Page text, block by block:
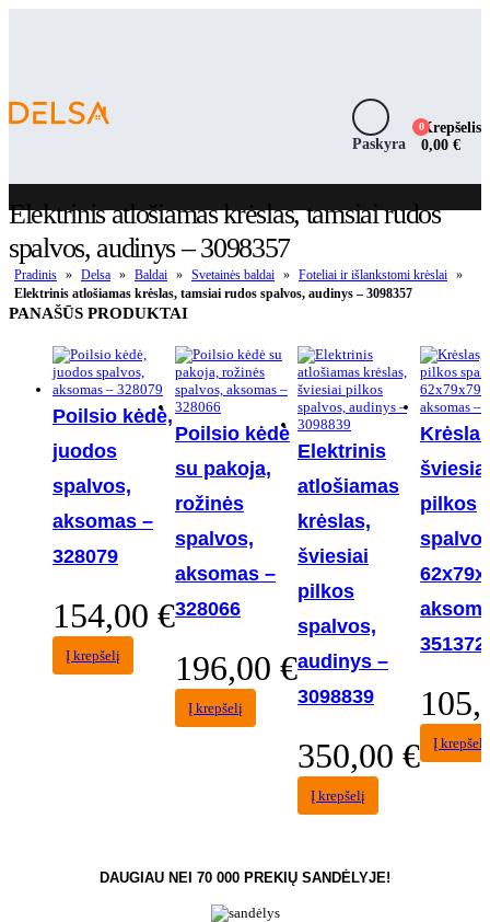
Paskyra
0Krepšelis
0,00 €
Elektrinis atlošiamas krėslas, tamsiai rudos
spalvos, audinys – 3098357
Pradinis » Delsa » Baldai » Svetainės baldai » Foteliai ir išlankstomi krėslai »
Elektrinis atlošiamas krėslas, tamsiai rudos spalvos, audinys – 3098357
PANAŠŪS PRODUKTAI
Poilsio kėdė,
juodos
spalvos,
aksomas –
328079
154,00 €
Į krepšelį
Poilsio kėdė
su pakoja,
rožinės
spalvos,
aksomas –
328066
196,00 €
Į krepšelį
Elektrinis
atlošiamas
krėslas,
šviesiai
pilkos
spalvos,
audinys –
3098839
350,00 €
Į krepšelį
šviesiai
pilkos
351372
Į krepšelį
DAUGIAU NEI 70 000 PREKIŲ SANDĖLYJE!